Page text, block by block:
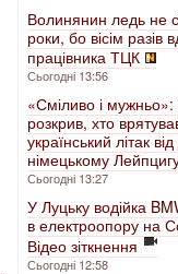
Волинянин ледь не
роки, бо вісім разів
працівника ТЦК
Сьогодні 13:56
«Сміливо і мужньо»:
розкрив, хто
український літак
німецькому
Сьогодні 13:27
У Луцьку водійка
в електроопору на
Відео зіткнення
Сьогодні 12:58